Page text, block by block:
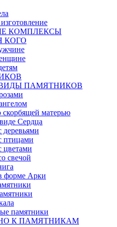
КОМПЛЕКСЫ
КОГО
ПАМЯТНИКОВ
скорбящей матерью
Сердца
птицами
цветами
свечой
форме Арки
памятники
К ПАМЯТНИКАМ